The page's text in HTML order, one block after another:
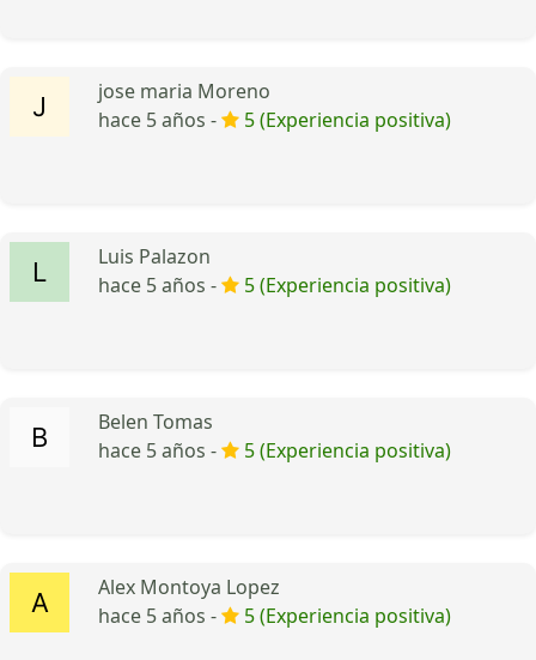
jose maria Moreno
hace 5 años -
5 (Experiencia positiva)
Luis Palazon
hace 5 años -
5 (Experiencia positiva)
Belen Tomas
hace 5 años -
5 (Experiencia positiva)
Alex Montoya Lopez
hace 5 años -
5 (Experiencia positiva)